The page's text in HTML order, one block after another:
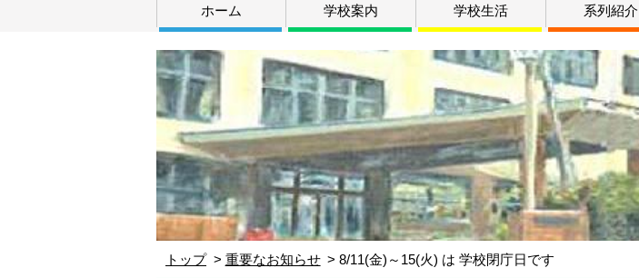
ホーム 学校案内 学校生活 系列紹介
トップ 重要なお知らせ 8/11(金)～15(火) は 学校閉庁日です